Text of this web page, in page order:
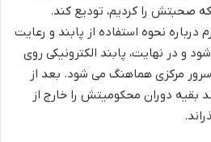
صحبتش را کردیم، تودیع کند.
نحوه استفاده از پابند و رعایت
و در نهایت، پابند الکترونیکی روی
مرکزی هماهنگ می شود. بعد از
بقیه دوران محکومیتش را خارج از